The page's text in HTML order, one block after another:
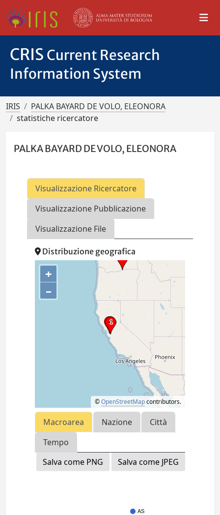
CRIS Current Research
Information System
IRIS
PALKA BAYARD DE VOLO, ELEONORA
statistiche ricercatore
PALKA BAYARD DE VOLO, ELEONORA
Visualizzazione Ricercatore
Visualizzazione Pubblicazione
Visualizzazione File
Distribuzione geografica
+
–
©OpenStreetMapcontributors.
Macroarea Nazione
Città
Tempo
Salva come PNG
Salva come JPEG
AS